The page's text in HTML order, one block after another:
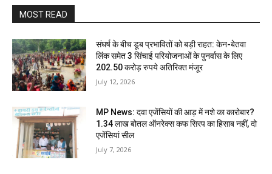
MOST READ
संघर्ष के बीच डूब प्रभावितों को बड़ी राहत: केन-बेतवा
लिंक समेत 3 सिंचाई परियोजनाओं के पुनर्वास के लिए
202.50 करोड़ रुपये अतिरिक्त मंजूर
July 12, 2026
MP News: दवा एजेंसियों की आड़ में नशे का कारोबार?
1.34 लाख बोतल ऑनरेक्स कफ सिरप का हिसाब नहीं, दो
एजेंसियां सील
July 7, 2026